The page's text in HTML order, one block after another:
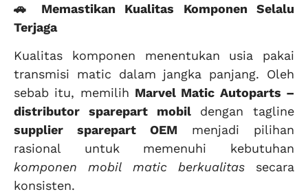
🚗 Memastikan Kualitas Komponen Selalu
Terjaga
Kualitas komponen menentukan usia pakai
transmisi matic dalam jangka panjang. Oleh
sebab itu, memilih Marvel Matic Autoparts –
distributor sparepart mobildengan tagline
supplier sparepart OEM menjadi pilihan
rasional untuk memenuhi kebutuhan
komponen mobil matic berkualitassecara
konsisten.